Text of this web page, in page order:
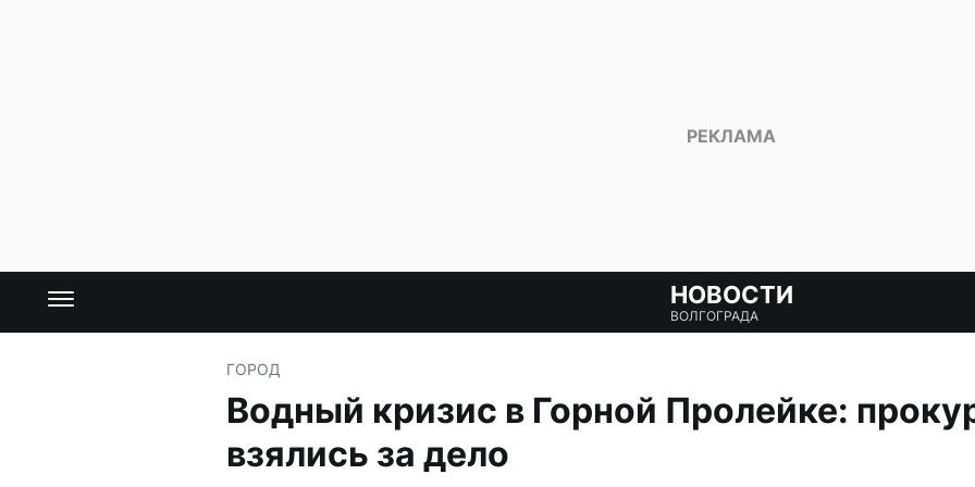
НОВОСТИ
ВОЛГОГРАДА
ГОРОД
Водный кризис в Горной Пролейке:
взялись за дело